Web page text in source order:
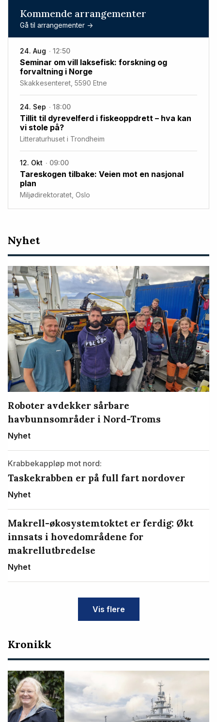
Kommende arrangementer
Gå til arrangementer ->
24. Aug 12:50
Seminar om vill laksefisk: forskning og
forvaltning i Norge
Skakkesenteret, 5590 Etne
24. Sep 18:00
Tillit til dyrevelferd i fiskeoppdrett – hva kan
vi stole på?
Litteraturhuset i Trondheim
12. Okt 09:00
Tareskogen tilbake: Veien mot en nasjonal
plan
Miljødirektoratet, Oslo
Nyeste
artikler
Nyhet
Roboter avdekker sårbare
havbunnsområder i Nord-Troms
Nyhet
Krabbekappløp mot nord:
Taskekrabben er på full fart nordover
Nyhet
Makrell-økosystemtoktet er ferdig: Økt
innsats i hovedområdene for
makrellutbredelse
Nyhet
Vis flere
Kronikk